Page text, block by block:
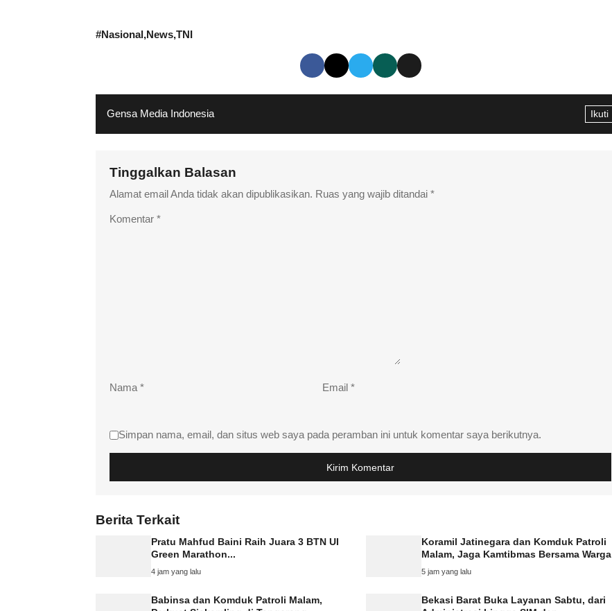
#Nasional News TNI
Gensa Media Indonesia Ikuti
Tinggalkan Balasan
Alamat email Anda tidak akan dipublikasikan. Ruas yang wajib ditandai *
Komentar *
Nama * Email *
Simpan nama, email, dan situs web saya pada peramban ini untuk komentar saya berikutnya.
Berita Terkait
Pratu Mahfud Baini Raih Juara 3 BTN UI
Green Marathon...
4 jam yang lalu
Koramil Jatinegara dan Komduk Patroli
Malam, Jaga Kamtibmas Bersama Warga
5 jam yang lalu
Babinsa dan Komduk Patroli Malam,
Bekasi Barat Buka Layanan Sabtu, dari